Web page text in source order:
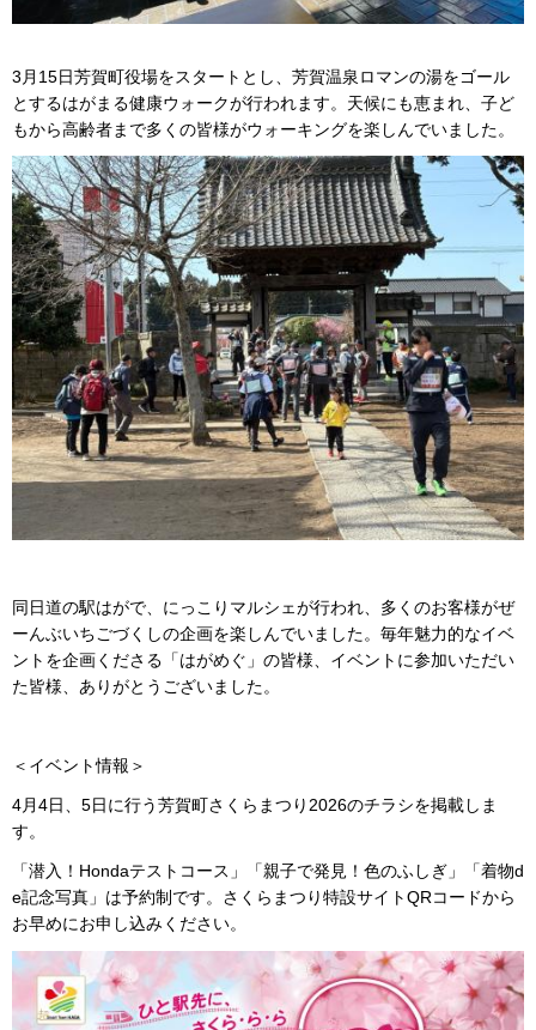
3月15日芳賀町役場をスタートとし、芳賀温泉ロマンの湯をゴール
とするはがまる健康ウォークが行われます。天候にも恵まれ、子ど
もから高齢者まで多くの皆様がウォーキングを楽しんでいました。
同日道の駅はがで、にっこりマルシェが行われ、多くのお客様がぜ
ーんぶいちごづくしの企画を楽しんでいました。毎年魅力的なイベ
ントを企画くださる「はがめぐ」の皆様、イベントに参加いただい
た皆様、ありがとうございました。
＜イベント情報＞
4月4日、5日に行う芳賀町さくらまつり2026のチラシを掲載しま
す。
「潜入！Hondaテストコース」「親子で発見！色のふしぎ」「着物d
e記念写真」は予約制です。さくらまつり特設サイトQRコードから
お早めにお申し込みください。